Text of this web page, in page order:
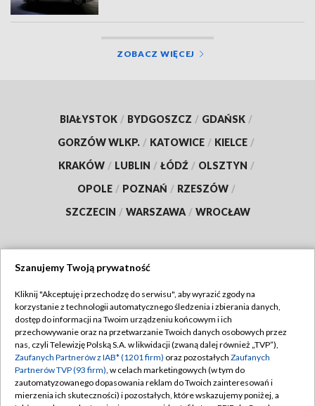
ZOBACZ WIĘCEJ
BIAŁYSTOK / BYDGOSZCZ / GDAŃSK /
GORZÓW WLKP. / KATOWICE / KIELCE /
KRAKÓW / LUBLIN / ŁÓDŹ / OLSZTYN /
OPOLE / POZNAŃ / RZESZÓW /
SZCZECIN / WARSZAWA / WROCŁAW
TVP
Abonament TVP
Emisja w TVP
Centrum informacji TVP
Naziemna Telewizja Cyfrowa
Regulamin TVP
Polityka prywatności
Moje zgody
Szanujemy Twoją prywatność
Kliknij "Akceptuję i przechodzę do serwisu", aby wyrazić zgody na
korzystanie z technologii automatycznego śledzenia i zbierania danych,
dostęp do informacji na Twoim urządzeniu końcowym i ich
przechowywanie oraz na przetwarzanie Twoich danych osobowych przez
nas, czyli Telewizję Polską S.A. w likwidacji (zwaną dalej również „TVP”),
Zaufanych Partnerów z IAB* (1201 firm) oraz pozostałych Zaufanych
Partnerów TVP (93 firm), w celach marketingowych (w tym do
zautomatyzowanego dopasowania reklam do Twoich zainteresowań i
mierzenia ich skuteczności) i pozostałych, które wskazujemy poniżej, a